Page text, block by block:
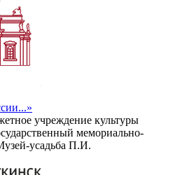
учреждение культуры
мемориально-
усадьба П.И.